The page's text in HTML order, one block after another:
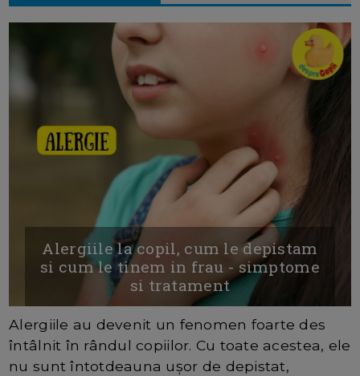
Alergiile la copil, cum le depistam
si cum le tinem in frau - simptome
si tratament
Alergiile au devenit un fenomen foarte des
întâlnit în rândul copiilor. Cu toate acestea, ele
nu sunt întotdeauna ușor de depistat,